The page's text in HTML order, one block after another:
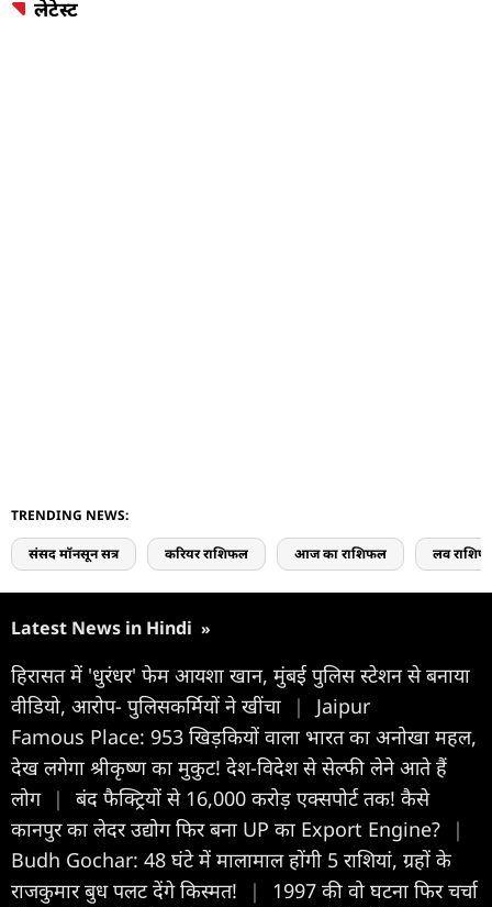
लेटेस्ट
TRENDING NEWS:
संसद मॉनसून सत्र करियर राशिफल आज का राशिफल लव
Latest News in Hindi »
हिरासत में 'धुरंधर' फेम आयशा खान, मुंबई पुलिस स्टेशन से बनाया
वीडियो, आरोप- पुलिसकर्मियों ने खींचा
|
Jaipur
Famous Place: 953 खिड़कियों वाला भारत का अनोखा महल,
देख लगेगा श्रीकृष्ण का मुकुट! देश-विदेश से सेल्फी लेने आते हैं
लोग |
बंद फैक्ट्रियों से 16,000 करोड़ एक्सपोर्ट तक! कैसे
कानपुर का लेदर उद्योग फिर बना UP का Export Engine?
|
Budh Gochar: 48 घंटे में मालामाल होंगी 5 राशियां, ग्रहों के
राजकुमार बुध पलट देंगे किस्मत!
|
1997 की वो घटना फिर चर्चा